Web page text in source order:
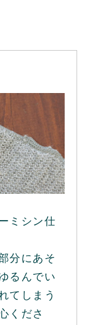
ミシン仕
分にあそ
るんでい
てしまう
くださ